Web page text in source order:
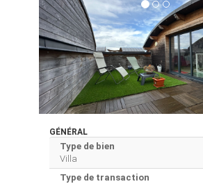
GÉNÉRAL
Type de bien
Villa
Type de transaction